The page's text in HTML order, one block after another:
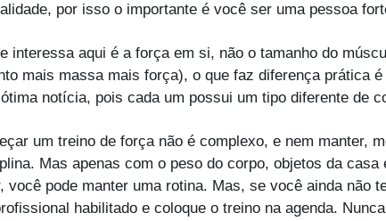
por isso o importante é você ser uma pessoa
interessa aqui é a força em si, não o tamanho do
mais massa mais força), o que faz diferença prática
notícia, pois cada um possui um tipo diferente de
um treino de força não é complexo, e nem manter,
Mas apenas com o peso do corpo, objetos da
você pode manter uma rotina. Mas, se você ainda não
habilitado e coloque o treino na agenda.